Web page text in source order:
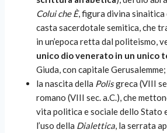
Colui che È, figura divina sinaitica
casta sacerdotale semitica, che
in un’epoca retta dal politeismo,
unico dio venerato in un unico
Giuda, con capitale Gerusalemme;
la nascita della Polisgreca (VIII
romano (VIII sec. a.C.), che
vita politica e sociale dello Stato
l’uso della Dialettica, la serrata